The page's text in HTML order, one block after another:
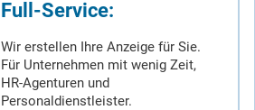
Full-Service:
Wir erstellen Ihre Anzeige für Sie.
Für Unternehmen mit wenig Zeit,
HR-Agenturen und
Personaldienstleister.